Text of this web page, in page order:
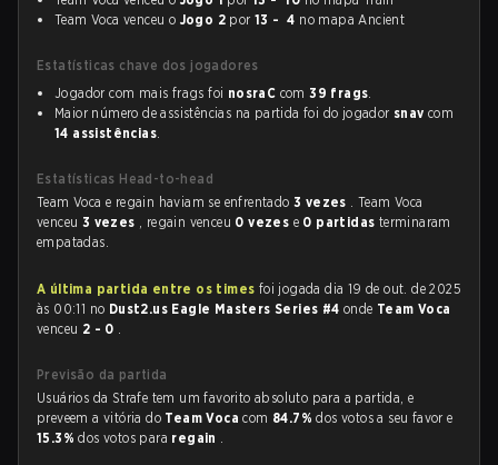
Team Voca venceu o Jogo 2 por13 - 4 no mapa Ancient
Estatísticas chave dos jogadores
Jogador com mais frags foi nosraC com39 frags.
Maior número de assistências na partida foi do jogador snav com
14 assistências.
Estatísticas Head-to-head
Team Voca e regain haviam se enfrentado 3 vezes . Team Voca
venceu 3 vezes , regain venceu 0 vezes e 0 partidas terminaram
empatadas.
A última partida entre os times foi jogada dia 19 de out. de 2025
às 00:11 no Dust2.us Eagle Masters Series #4onde Team Voca
venceu 2 - 0 .
Previsão da partida
Usuários da Strafe tem um favorito absoluto para a partida, e
preveem a vitória do Team Vocacom 84.7%dos votos a seu favor e
15.3%dos votos para regain .